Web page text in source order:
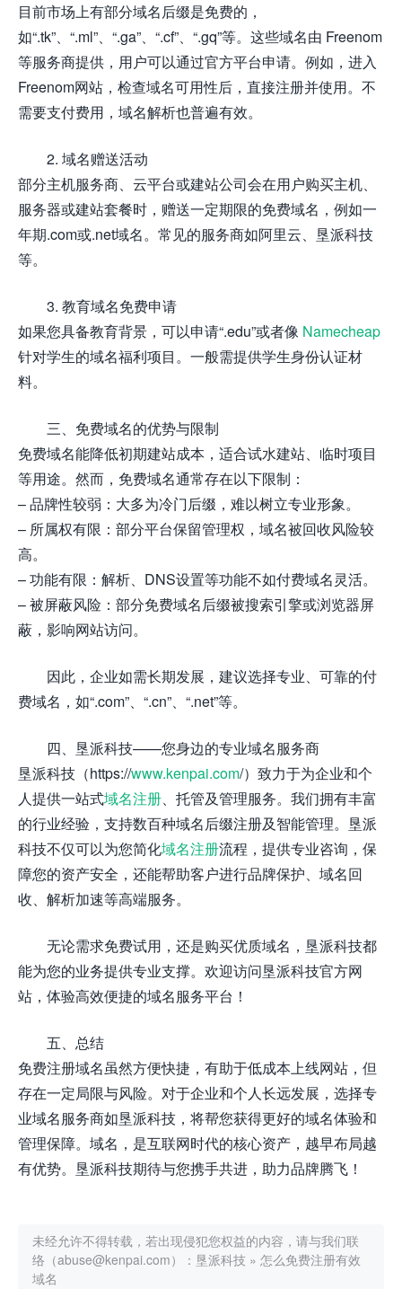
目前市场上有部分域名后缀是免费的，
如“.tk”、“.ml”、“.ga”、“.cf”、“.gq”等。这些域名由 Freenom
等服务商提供，用户可以通过官方平台申请。例如，进入
Freenom网站，检查域名可用性后，直接注册并使用。不
需要支付费用，域名解析也普遍有效。
2. 域名赠送活动
部分主机服务商、云平台或建站公司会在用户购买主机、
服务器或建站套餐时，赠送一定期限的免费域名，例如一
年期.com或.net域名。常见的服务商如阿里云、垦派科技
等。
3. 教育域名免费申请
如果您具备教育背景，可以申请“.edu”或者像 Namecheap
针对学生的域名福利项目。一般需提供学生身份认证材
料。
三、免费域名的优势与限制
免费域名能降低初期建站成本，适合试水建站、临时项目
等用途。然而，免费域名通常存在以下限制：
– 品牌性较弱：大多为冷门后缀，难以树立专业形象。
– 所属权有限：部分平台保留管理权，域名被回收风险较
高。
– 功能有限：解析、DNS设置等功能不如付费域名灵活。
– 被屏蔽风险：部分免费域名后缀被搜索引擎或浏览器屏
蔽，影响网站访问。
因此，企业如需长期发展，建议选择专业、可靠的付
费域名，如“.com”、“.cn”、“.net”等。
四、垦派科技——您身边的专业域名服务商
垦派科技（https://www.kenpai.com/）致力于为企业和个
人提供一站式域名注册、托管及管理服务。我们拥有丰富
的行业经验，支持数百种域名后缀注册及智能管理。垦派
科技不仅可以为您简化域名注册流程，提供专业咨询，保
障您的资产安全，还能帮助客户进行品牌保护、域名回
收、解析加速等高端服务。
无论需求免费试用，还是购买优质域名，垦派科技都
能为您的业务提供专业支撑。欢迎访问垦派科技官方网
站，体验高效便捷的域名服务平台！
五、总结
免费注册域名虽然方便快捷，有助于低成本上线网站，但
存在一定局限与风险。对于企业和个人长远发展，选择专
业域名服务商如垦派科技，将帮您获得更好的域名体验和
管理保障。域名，是互联网时代的核心资产，越早布局越
有优势。垦派科技期待与您携手共进，助力品牌腾飞！
未经允许不得转载，若出现侵犯您权益的内容，请与我们联
络（abuse@kenpai.com）： 垦派科技 » 怎么免费注册有效
域名